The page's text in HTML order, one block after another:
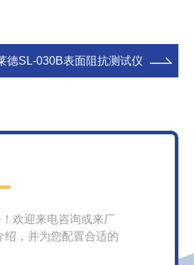
德SL-030B表面阻抗测试仪
欢迎来电咨询或来厂
绍，并为您配置合适的